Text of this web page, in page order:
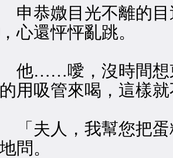
恭媺目光不離的目
心還怦怦亂跳。
……噯，沒時間想東
用吸管來喝，這樣
夫人，我幫您把蛋
問。